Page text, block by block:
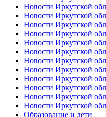
Новости Иркутской
Новости Иркутской
Новости Иркутской
Новости Иркутской
Новости Иркутской
Новости Иркутской
Новости Иркутской
Новости Иркутской
Новости Иркутской
Новости Иркутской
Новости Иркутской
Новости Иркутской
Образование и дети